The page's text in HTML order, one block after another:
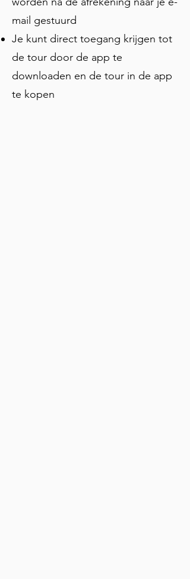
mail gestuurd
Je kunt direct toegang krijgen tot
de tour door de app te
downloaden en de tour in de app
te kopen